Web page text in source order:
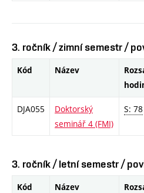
3. ročník / zimní semestr /
Kód Název
DJA055
Doktorský
seminář 4 (FMI)
S: 78
3. ročník / letní semestr /
Kód Název